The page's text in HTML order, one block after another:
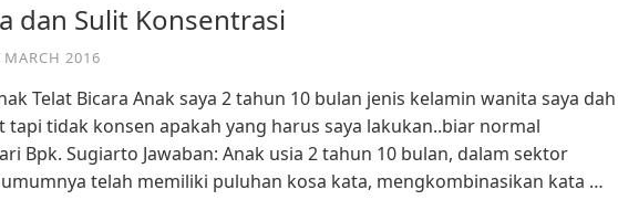
dan Sulit Konsentrasi
MARCH 2016
Telat Bicara Anak saya 2 tahun 10 bulan jenis kelamin wanita saya dah
tapi tidak konsen apakah yang harus saya lakukan..biar normal
Bpk. Sugiarto Jawaban: Anak usia 2 tahun 10 bulan, dalam sektor
telah memiliki puluhan kosa kata, mengkombinasikan kata …